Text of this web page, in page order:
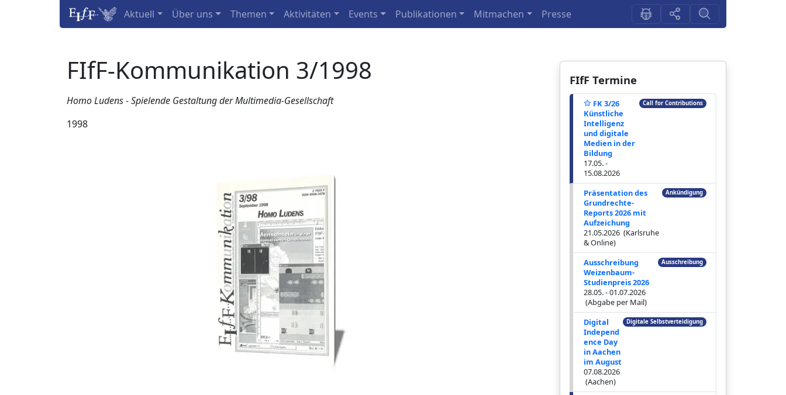
Aktuell Über uns Themen Aktivitäten Events Publikationen Mitmachen Presse
FIfF-Kommunikation 3/1998
Homo Ludens - Spielende Gestaltung der Multimedia-Gesellschaft
1998
FIfF Termine
FK 3/26
Künstliche
Intelligenz
und digitale
Medien in der
Bildung
17.05. -
15.08.2026
Call for Contributions
Präsentation des
Grundrechte-
Reports 2026 mit
Aufzeichung
21.05.2026 (Karlsruhe
& Online)
Ankündigung
Ausschreibung
Weizenbaum-
Studienpreis 2026
28.05. - 01.07.2026
(Abgabe per Mail)
Ausschreibung
Digital
Independ
ence Day
in Aachen
im August
07.08.2026
(Aachen)
Digitale Selbstverteidigung